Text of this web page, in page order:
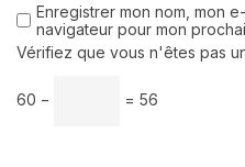
Enregistrer mon nom, mon
navigateur pour mon
Vérifiez que vous n'êtes pas
60 − = 56